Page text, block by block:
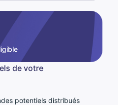
de votre
potentiels distribués